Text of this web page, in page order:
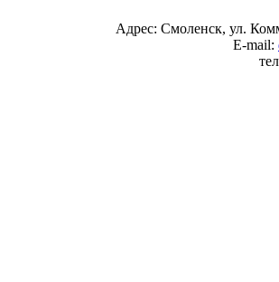
Адрес: Смоленск, ул.
E-mail: